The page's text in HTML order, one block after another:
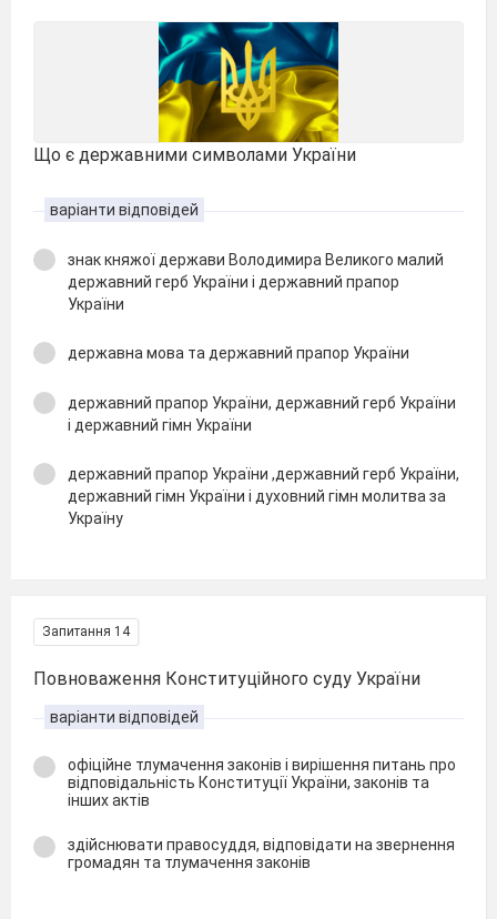
Що є державними символами України
варіанти відповідей
знак княжої держави Володимира Великого малий
державний герб України і державний прапор
України
державна мова та державний прапор України
державний прапор України, державний герб України
і державний гімн України
державний прапор України ,державний герб України,
державний гімн України і духовний гімн молитва за
Україну
Запитання 14
Повноваження Конституційного суду України
варіанти відповідей
офіційне тлумачення законів і вирішення питань про
відповідальність Конституції України, законів та
інших актів
здійснювати правосуддя, відповідати на звернення
громадян та тлумачення законів